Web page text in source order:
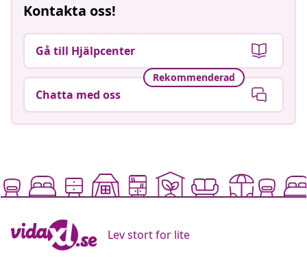
Kontakta oss!
Gå till Hjälpcenter
Rekommenderad
Chatta med oss
Lev stort for lite